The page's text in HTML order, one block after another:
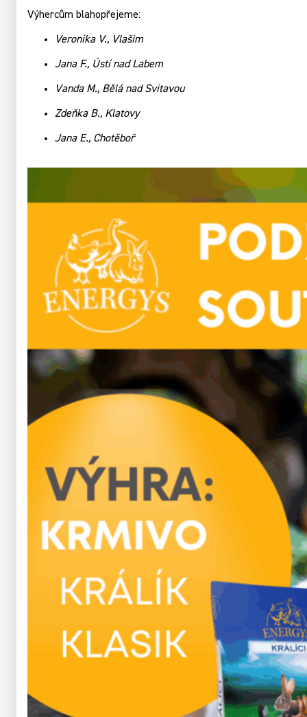
Výhercům blahopřejeme:
Veronika V., Vlašim
Jana F., Ústí nad Labem
Vanda M., Bělá nad Svitavou
Zdeňka B., Klatovy
Jana E., Chotěboř